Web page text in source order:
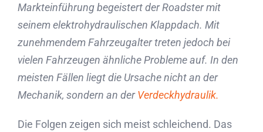
Markteinführung begeistert der Roadster mit
seinem elektrohydraulischen Klappdach. Mit
zunehmendem Fahrzeugalter treten jedoch bei
vielen Fahrzeugen ähnliche Probleme auf. In den
meisten Fällen liegt die Ursache nicht an der
Mechanik, sondern an derVerdeckhydraulik.
Die Folgen zeigen sich meist schleichend. Das